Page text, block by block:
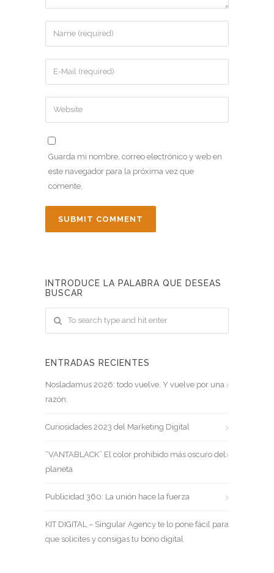
Guarda mi nombre, correo electrónico y web en
este navegador para la próxima vez que
comente.
INTRODUCE LA PALABRA QUE DESEAS
BUSCAR
ENTRADAS RECIENTES
Nosladamus 2026: todo vuelve. Y vuelve por una
razón.
Curiosidades 2023 del Marketing Digital
“VANTABLACK” El color prohibido más oscuro del
planeta
Publicidad 360: La unión hace la fuerza
KIT DIGITAL – Singular Agency te lo pone fácil para
que solicites y consigas tu bono digital